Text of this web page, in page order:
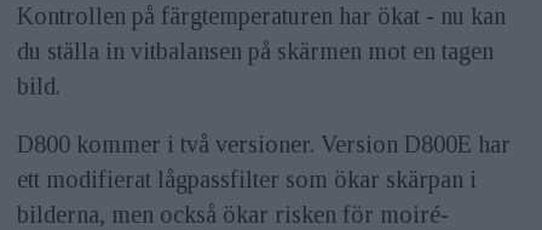
Kontrollen på färgtemperaturen har ökat - nu kan
du ställa in vitbalansen på skärmen mot en tagen
bild.
D800 kommer i två versioner. Version D800E har
ett modifierat lågpassfilter som ökar skärpan i
bilderna, men också ökar risken för moiré-